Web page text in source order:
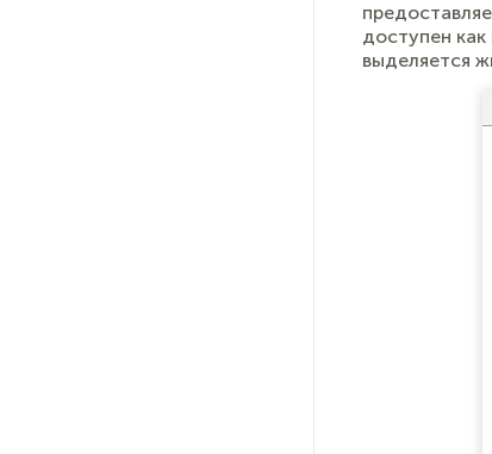
доступен как
выделяется